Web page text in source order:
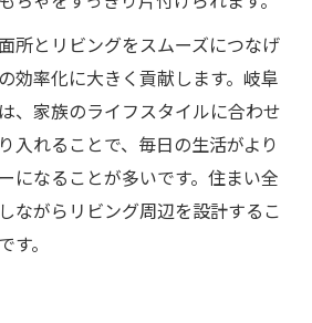
所とリビングをスムーズにつなげ
効率化に大きく貢献します。岐阜
、家族のライフスタイルに合わせ
入れることで、毎日の生活がより
になることが多いです。住まい全
ながらリビング周辺を設計するこ
。